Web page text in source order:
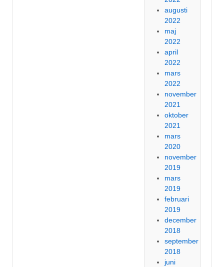
augusti
2022
maj
2022
april
2022
mars
2022
november
2021
oktober
2021
mars
2020
november
2019
mars
2019
februari
2019
december
2018
september
2018
juni